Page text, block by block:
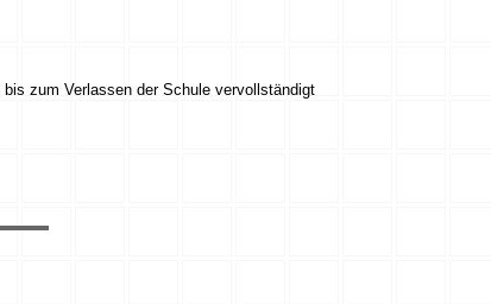
bis zum Verlassen der Schule vervollständigt